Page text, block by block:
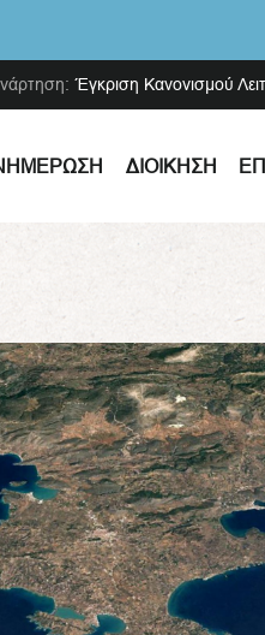
Έγκριση Κανονισμού
ΔΙΟΊΚΗΣΗ